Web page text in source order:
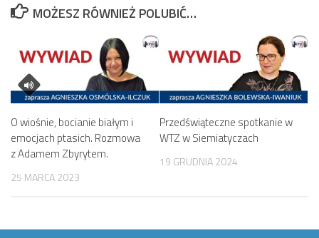
MOŻESZ RÓWNIEŻ POLUBIĆ…
O wiośnie, bocianie białym i
emocjach ptasich. Rozmowa
z Adamem Zbyrytem.
25 MARCA 2023
Przedświąteczne spotkanie w
WTZ w Siemiatyczach
19 GRUDNIA 2024